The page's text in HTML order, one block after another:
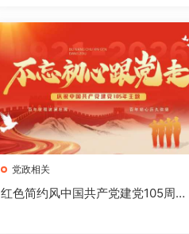
党政相关
红色简约风中国共产党建党105周年P